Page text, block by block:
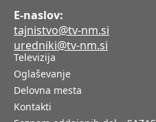
E-naslov:
tajnistvo@tv-nm.si
uredniki@tv-nm.si
Televizija
Oglaševanje
Delovna mesta
Kontakti